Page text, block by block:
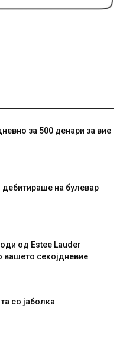
за 500 денари за вие
дебитираше на булевар
од Estee Lauder
вашето секојдневие
со јаболка